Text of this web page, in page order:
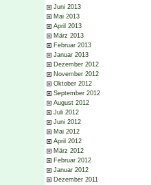
Juni 2013
Mai 2013
April 2013
März 2013
Februar 2013
Januar 2013
Dezember 2012
November 2012
Oktober 2012
September 2012
August 2012
Juli 2012
Juni 2012
Mai 2012
April 2012
März 2012
Februar 2012
Januar 2012
Dezember 2011